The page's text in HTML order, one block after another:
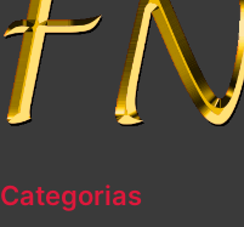
Categorias